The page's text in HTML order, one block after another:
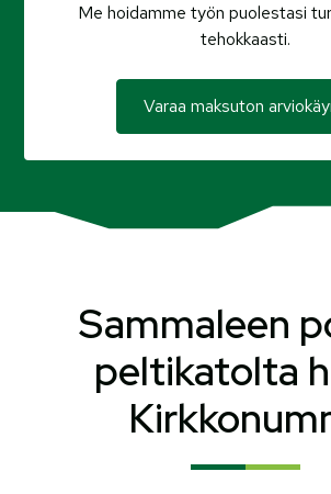
Me hoidamme työn puolestasi
tehokkaasti.
Varaa maksuton
Sammaleen
peltikatolta